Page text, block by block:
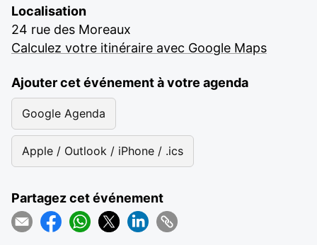
Localisation
24 rue des Moreaux
Calculez votre itinéraire avec Google Maps
Ajouter cet événement à votre agenda
Google Agenda
Apple / Outlook / iPhone / .ics
Partagez cet événement